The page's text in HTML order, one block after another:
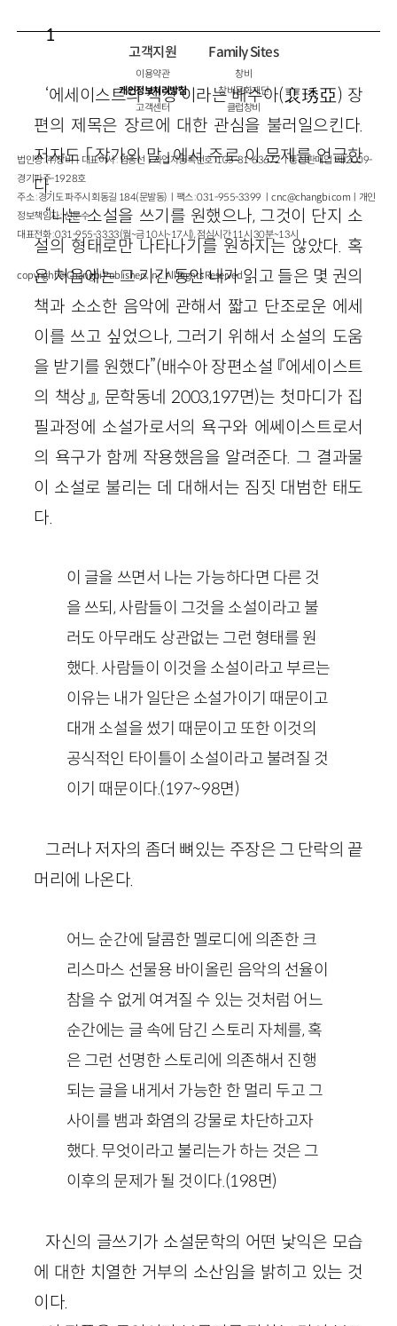
1
‘에세이스트의 책상’이라는 배수아(裵琇亞) 장
편의 제목은 장르에 대한 관심을 불러일으킨다.
저자도 「작가의 말」에서 주로 이 문제를 언급한
다.
“나는 소설을 쓰기를 원했으나, 그것이 단지 소
설의 형태로만 나타나기를 원하지는 않았다. 혹
은 처음에는 그 기간 동안 내가 읽고 들은 몇 권의
책과 소소한 음악에 관해서 짧고 단조로운 에세
이를 쓰고 싶었으나, 그러기 위해서 소설의 도움
을 받기를 원했다”(배수아 장편소설 『에세이스트
의 책상』, 문학동네 2003,197면)는 첫마디가 집
필과정에 소설가로서의 욕구와 에쎄이스트로서
의 욕구가 함께 작용했음을 알려준다. 그 결과물
이 소설로 불리는 데 대해서는 짐짓 대범한 태도
다.
이 글을 쓰면서 나는 가능하다면 다른 것
을 쓰되, 사람들이 그것을 소설이라고 불
러도 아무래도 상관없는 그런 형태를 원
했다. 사람들이 이것을 소설이라고 부르는
이유는 내가 일단은 소설가이기 때문이고
대개 소설을 썼기 때문이고 또한 이것의
공식적인 타이틀이 소설이라고 불려질 것
이기 때문이다.(197~98면)
그러나 저자의 좀더 뼈있는 주장은 그 단락의 끝
머리에 나온다.
어느 순간에 달콤한 멜로디에 의존한 크
리스마스 선물용 바이올린 음악의 선율이
참을 수 없게 여겨질 수 있는 것처럼 어느
순간에는 글 속에 담긴 스토리 자체를, 혹
은 그런 선명한 스토리에 의존해서 진행
되는 글을 내게서 가능한 한 멀리 두고 그
사이를 뱀과 화염의 강물로 차단하고자
했다. 무엇이라고 불리는가 하는 것은 그
이후의 문제가 될 것이다.(198면)
자신의 글쓰기가 소설문학의 어떤 낯익은 모습
에 대한 치열한 거부의 소산임을 밝히고 있는 것
이다.
고객지원
이용약관
개인정보처리방침
고객센터
Family Sites
창비
창비문화재단
클럽창비
법인명 : ㈜창비ㅣ대표이사 : 염종선ㅣ사업자등록번호 : 105-81-63672ㅣ통신판매업 : 제 2009-
경기파주-1928호
주소 : 경기도 파주시 회동길 184(문발동)ㅣ팩스 : 031-955-3399 ㅣcnc@changbi.com ㅣ개인
정보책임자 : 신문수
대표전화 : 031-955-3333(월~금 10시~17시), 점심시간 11시 30분~13시
copyright © Changbi Publishers, inc. All Rights Reserved.